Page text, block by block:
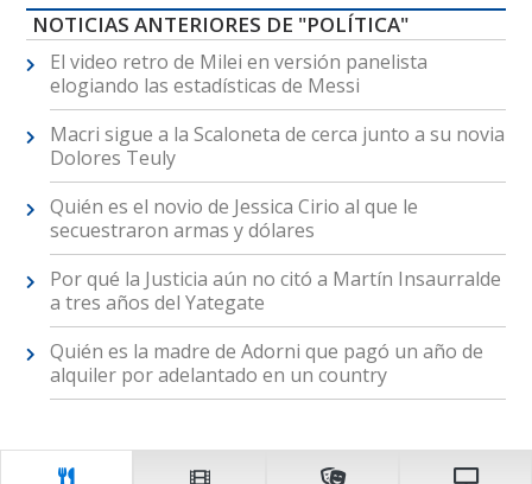
NOTICIAS ANTERIORES DE "POLÍTICA"
El video retro de Milei en versión panelista
elogiando las estadísticas de Messi
Macri sigue a la Scaloneta de cerca junto a su novia
Dolores Teuly
Quién es el novio de Jessica Cirio al que le
secuestraron armas y dólares
Por qué la Justicia aún no citó a Martín Insaurralde
a tres años del Yategate
Quién es la madre de Adorni que pagó un año de
alquiler por adelantado en un country